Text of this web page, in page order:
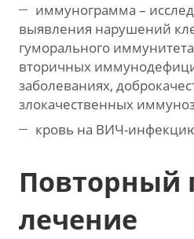
иммунограмма –
выявления нарушений
гуморального
вторичных
заболеваниях,
злокачественных
кровь на ВИЧ-
Повторный
лечение